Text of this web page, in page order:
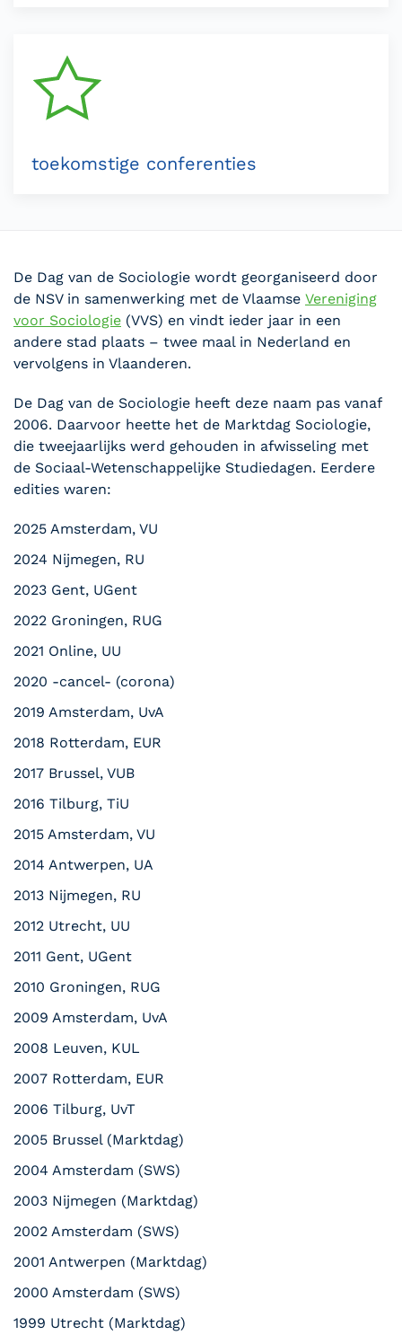
toekomstige conferenties
De Dag van de Sociologie wordt georganiseerd door
de NSV in samenwerking met de Vlaamse Vereniging
voor Sociologie (VVS) en vindt ieder jaar in een
andere stad plaats – twee maal in Nederland en
vervolgens in Vlaanderen.
De Dag van de Sociologie heeft deze naam pas vanaf
2006. Daarvoor heette het de Marktdag Sociologie,
die tweejaarlijks werd gehouden in afwisseling met
de Sociaal-Wetenschappelijke Studiedagen. Eerdere
edities waren:
2025 Amsterdam, VU
2024 Nijmegen, RU
2023 Gent, UGent
2022 Groningen, RUG
2021 Online, UU
2020 -cancel- (corona)
2019 Amsterdam, UvA
2018 Rotterdam, EUR
2017 Brussel, VUB
2016 Tilburg, TiU
2015 Amsterdam, VU
2014 Antwerpen, UA
2013 Nijmegen, RU
2012 Utrecht, UU
2011 Gent, UGent
2010 Groningen, RUG
2009 Amsterdam, UvA
2008 Leuven, KUL
2007 Rotterdam, EUR
2006 Tilburg, UvT
2005 Brussel (Marktdag)
2004 Amsterdam (SWS)
2003 Nijmegen (Marktdag)
2002 Amsterdam (SWS)
2001 Antwerpen (Marktdag)
2000 Amsterdam (SWS)
1999 Utrecht (Marktdag)